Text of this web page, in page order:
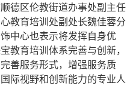
德区伦教街道办事处副主任
教育培训处副处长魏佳蓉分
中心也表示将发挥自身优
教育培训体系完善与创新，
善服务形式，增强服务质
际视野和创新能力的专业人